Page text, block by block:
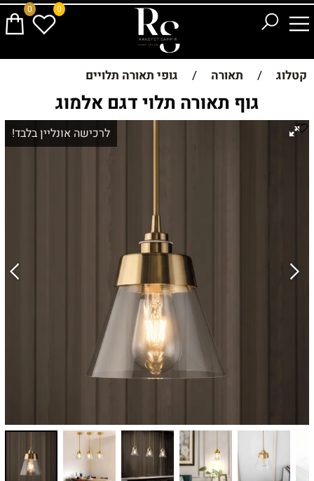
0 0
קטלוג / תאורה / גופי תאורה תלויים
גוף תאורה תלוי דגם אלמוג
לרכישה אונליין בלבד!